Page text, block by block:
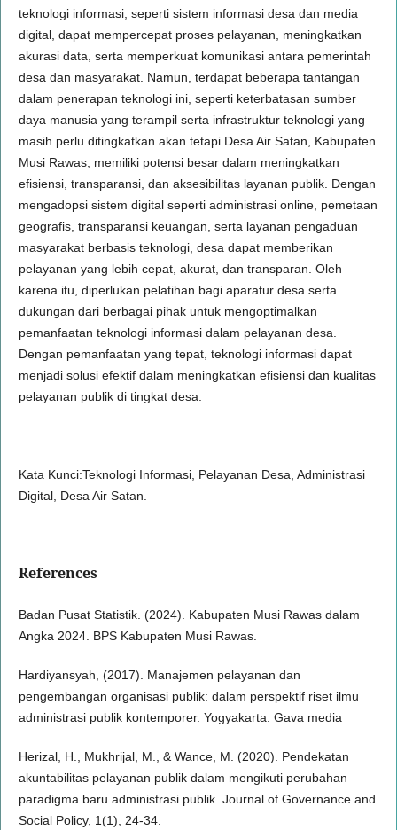
teknologi informasi, seperti sistem informasi desa dan media
digital, dapat mempercepat proses pelayanan, meningkatkan
akurasi data, serta memperkuat komunikasi antara pemerintah
desa dan masyarakat. Namun, terdapat beberapa tantangan
dalam penerapan teknologi ini, seperti keterbatasan sumber
daya manusia yang terampil serta infrastruktur teknologi yang
masih perlu ditingkatkan akan tetapi Desa Air Satan, Kabupaten
Musi Rawas, memiliki potensi besar dalam meningkatkan
efisiensi, transparansi, dan aksesibilitas layanan publik. Dengan
mengadopsi sistem digital seperti administrasi online, pemetaan
geografis, transparansi keuangan, serta layanan pengaduan
masyarakat berbasis teknologi, desa dapat memberikan
pelayanan yang lebih cepat, akurat, dan transparan. Oleh
karena itu, diperlukan pelatihan bagi aparatur desa serta
dukungan dari berbagai pihak untuk mengoptimalkan
pemanfaatan teknologi informasi dalam pelayanan desa.
Dengan pemanfaatan yang tepat, teknologi informasi dapat
menjadi solusi efektif dalam meningkatkan efisiensi dan kualitas
pelayanan publik di tingkat desa.
Kata Kunci:Teknologi Informasi, Pelayanan Desa, Administrasi
Digital, Desa Air Satan.
References
Badan Pusat Statistik. (2024). Kabupaten Musi Rawas dalam
Angka 2024. BPS Kabupaten Musi Rawas.
Hardiyansyah, (2017). Manajemen pelayanan dan
pengembangan organisasi publik: dalam perspektif riset ilmu
administrasi publik kontemporer. Yogyakarta: Gava media
Herizal, H., Mukhrijal, M., & Wance, M. (2020). Pendekatan
akuntabilitas pelayanan publik dalam mengikuti perubahan
paradigma baru administrasi publik. Journal of Governance and
Social Policy, 1(1), 24-34.